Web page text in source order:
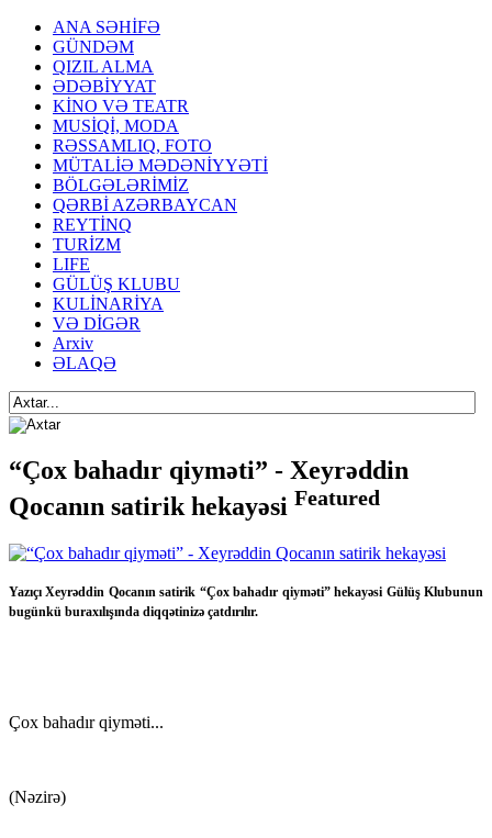
ANA SƏHİFƏ
GÜNDƏM
QIZIL ALMA
ƏDƏBİYYAT
KİNO VƏ TEATR
MUSİQİ, MODA
RƏSSAMLIQ, FOTO
MÜTALİƏ MƏDƏNİYYƏTİ
BÖLGƏLƏRİMİZ
QƏRBİ AZƏRBAYCAN
REYTİNQ
TURİZM
LIFE
GÜLÜŞ KLUBU
KULİNARİYA
VƏ DİGƏR
Arxiv
ƏLAQƏ
“Çox bahadır qiyməti” - Xeyrəddin
Qocanın satirik hekayəsi Featured
Yazıçı Xeyrəddin Qocanın satirik “Çox bahadır qiyməti” hekayəsi Gülüş Klubunun
bugünkü buraxılışında diqqətinizə çatdırılır.
Çox bahadır qiyməti...
(Nəzirə)